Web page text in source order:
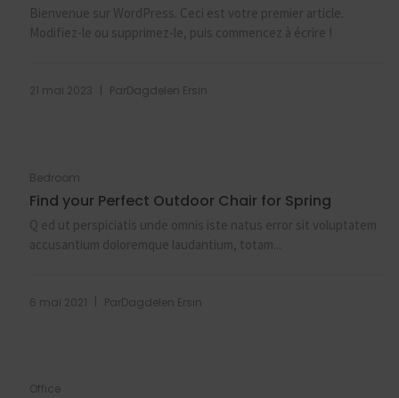
Bienvenue sur WordPress. Ceci est votre premier article.
Modifiez-le ou supprimez-le, puis commencez à écrire !
21 mai 2023 ParDagdelen Ersin
Bedroom
Find your Perfect Outdoor Chair for Spring
Q ed ut perspiciatis unde omnis iste natus error sit voluptatem
accusantium doloremque laudantium, totam...
6 mai 2021 ParDagdelen Ersin
Office